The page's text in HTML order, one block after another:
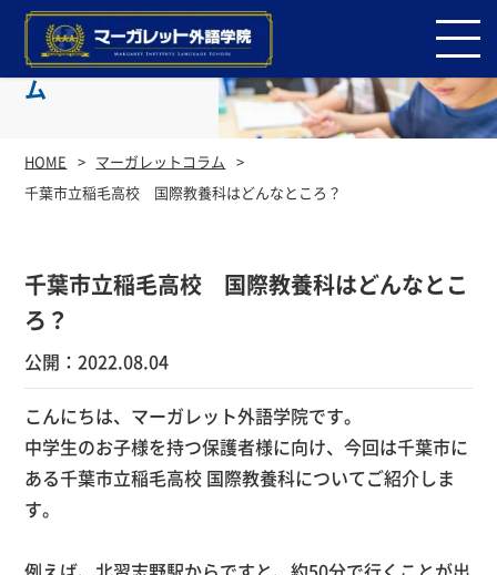
マーガレットコラ
ム
HOME
マーガレットコラム
千葉市立稲毛高校 国際教養科はどんなところ？
千葉市立稲毛高校 国際教養科はどんなとこ
ろ？
公開：2022.08.04
こんにちは、マーガレット外語学院です。
中学生のお子様を持つ保護者様に向け、今回は千葉市に
ある千葉市立稲毛高校 国際教養科についてご紹介しま
す。